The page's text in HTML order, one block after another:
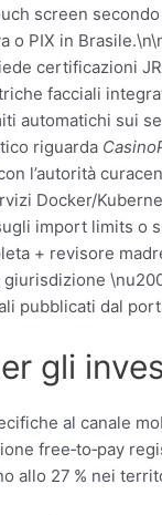
screen
PIX in
certificazioni
facciali
automatic​​hi sui
riguarda
l’autorità
Docker/
import limits
+ revisore
pubblicati dal
gli
al canale
free‐to‐pay
allo ​27 % nei